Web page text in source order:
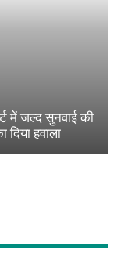
में जल्द सुनवाई की
दिया हवाला